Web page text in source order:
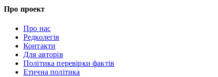
Про проект
Про нас
Редколегія
Контакти
Для авторів
Політика перевірки фактів
Етична політика